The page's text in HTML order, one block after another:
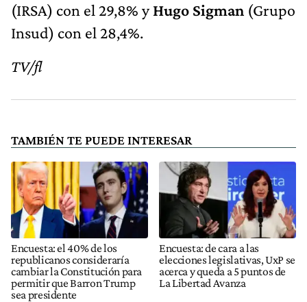
(IRSA) con el 29,8% yHugo Sigman (Grupo
Insud) con el 28,4%.
TV/fl
TAMBIÉN TE PUEDE INTERESAR
Encuesta: el 40% de los
republicanos consideraría
cambiar la Constitución para
permitir que Barron Trump
sea presidente
Encuesta: de cara a las
elecciones legislativas, UxP se
acerca y queda a 5 puntos de
La Libertad Avanza